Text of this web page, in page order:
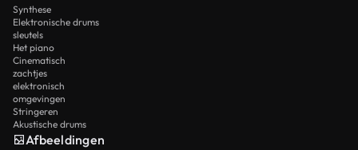
Synthese
Elektronische drums
sleutels
Het piano
Cinematisch
zachtjes
elektronisch
omgevingen
Stringeren
Akustische drums
Afbeeldingen